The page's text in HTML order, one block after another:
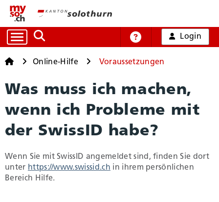
Auf die Suche zugreifen
Online-Hilfe
Login
Startseite
Alle Dienstleistungen
Arbeit und Handel
Bildung, Kultur und Sport
Startseite
Online-Hilfe Voraussetzungen
Was muss ich machen,
wenn ich Probleme mit
der SwissID habe?
Wenn Sie mit SwissID angemeldet sind, finden Sie dort
unter https://www.swissid.ch in ihrem persönlichen
Bereich Hilfe.